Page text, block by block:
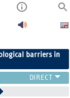
barriers in